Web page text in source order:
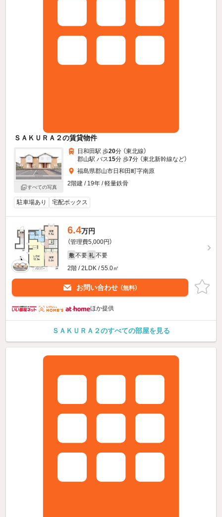
ＳＡＫＵＲＡ２の賃貸物件
すべての写真
日和田駅 歩20分 （東北線）
郡山駅 バス15分 歩7分 （東北新幹線など）
福島県郡山市日和田町字南原
2階建 / 19年 / 軽量鉄骨
駐車場あり 宅配ボックス
6.4万円
（管理費5,000円）
敷 不要 礼 不要
2階 / 2LDK / 55.0㎡
お問い合わせ （無料）
ほか提供
ＳＡＫＵＲＡ２のすべての部屋を見る